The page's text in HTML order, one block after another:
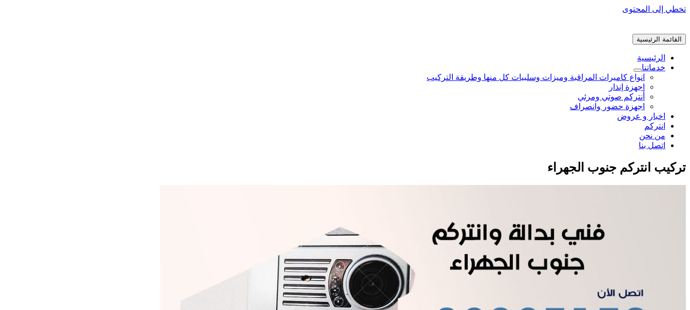
تخطي إلى المحتوى
القائمة الرئيسية
الرئيسية
خدماتنا
انواع كاميرات المراقبة وميزات وسلبيات كل منها وطريقة التركيب
اجهزة إنذار
أنتركم صوتي ومرئي
اجهزة حضور وانصراف
اخبار و عروض
انتركم
من نحن
اتصل بنا
تركيب انتركم جنوب الجهراء